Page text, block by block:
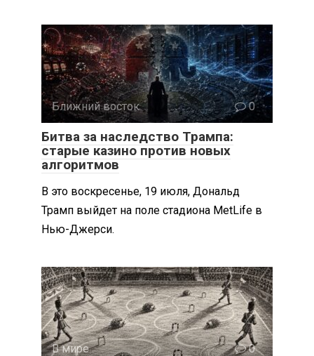
Ближний восток 0
Битва за наследство Трампа:
старые казино против новых
алгоритмов
В это воскресенье, 19 июля, Дональд
Трамп выйдет на поле стадиона MetLife в
Нью-Джерси.
В мире 0